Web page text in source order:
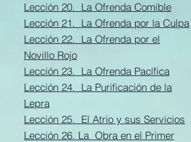
Lección 20. La Ofrenda Comible
​Lección 21. La Ofrenda por la Culpa
Lección 22. La Ofrenda por el
Novillo Rojo
Lección 23. La Ofrenda Pacífica
Lección 24. La Purificación de la
Lepra
Lección 25. El Atrio y sus Servicios
Lección 26. La Obra en el Primer